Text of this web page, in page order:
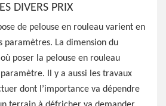
DIVERS PRIX
de pelouse en rouleau varient en
paramètres. La dimension du
poser la pelouse en rouleau
Il y a aussi les travaux
dont l’importance va dépendre